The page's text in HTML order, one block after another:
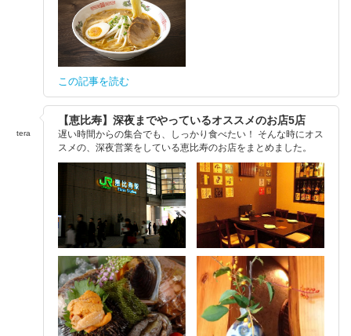
この記事を読む
tera
【恵比寿】深夜までやっているオススメのお店5店
遅い時間からの集合でも、しっかり食べたい！ そんな時にオス
スメの、深夜営業をしている恵比寿のお店をまとめました。